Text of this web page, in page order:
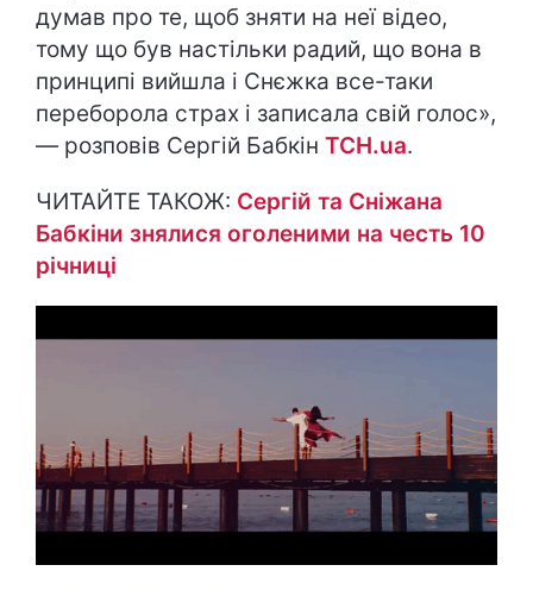
думав про те, щоб зняти на неї відео,
тому що був настільки радий, що вона в
принципі вийшла і Снєжка все-таки
переборола страх і записала свій голос»,
— розповів Сергій Бабкін ТСН.uа.
ЧИТАЙТЕ ТАКОЖ: Сергій та Сніжана
Бабкіни знялися оголеними на честь 10
річниці